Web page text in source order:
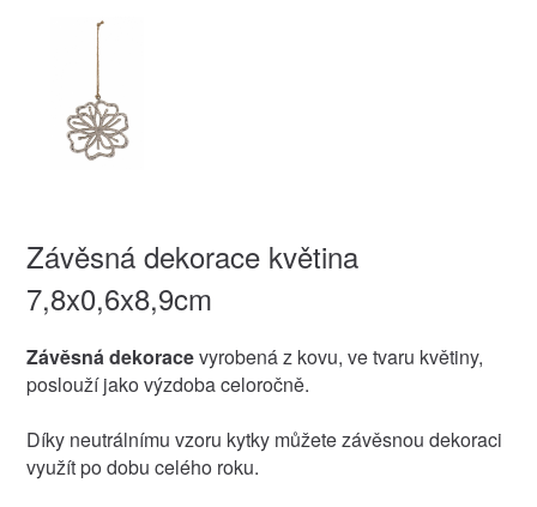
Závěsná dekorace květina
7,8x0,6x8,9cm
Závěsná dekoracevyrobená z kovu, ve tvaru květiny,
poslouží jako výzdoba celoročně.
Díky neutrálnímu vzoru kytky můžete závěsnou dekoraci
využít po dobu celého roku.